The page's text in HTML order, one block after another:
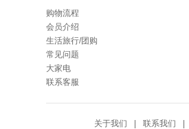
购物流程
会员介绍
生活旅行/团购
常见问题
大家电
联系客服
关于我们 联系我们